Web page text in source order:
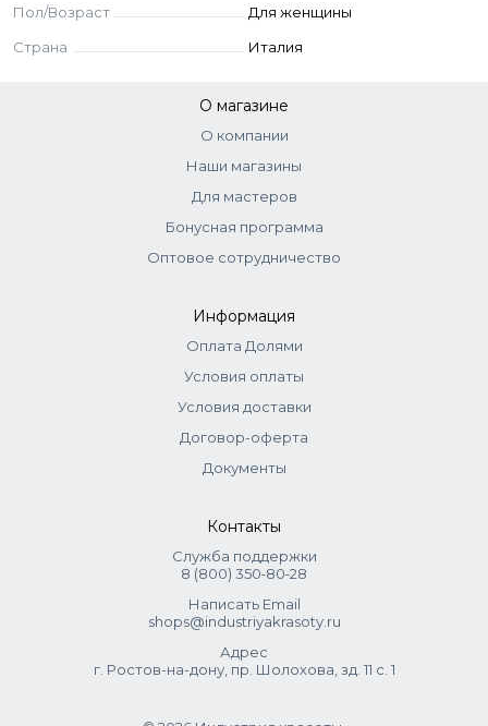
Potassium Sorbate.
Пол/Возраст
Для женщины
Страна
Италия
О магазине
О компании
Наши магазины
Для мастеров
Бонусная программа
Оптовое сотрудничество
Информация
Оплата Долями
Условия оплаты
Условия доставки
Договор-оферта
Документы
Контакты
Служба поддержки
8 (800) 350‑80‑28
Написать Email
shops@industriyakrasoty.ru
Адрес
г. Ростов-на-дону, пр. Шолохова, зд. 11 с. 1